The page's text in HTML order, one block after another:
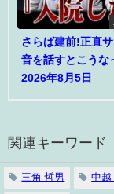
さらば建前!正直
音を話すとこう
2026年8月5日
関連キーワード
三角 哲男 中越